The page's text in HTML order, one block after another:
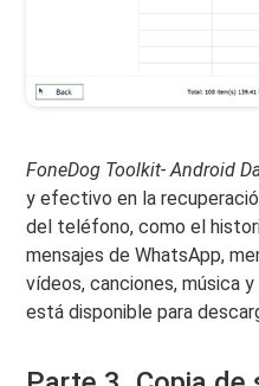
FoneDog Toolkit- Android
y efectivo en la
del teléfono, como el
mensajes de WhatsApp,
vídeos, canciones, música
está disponible para